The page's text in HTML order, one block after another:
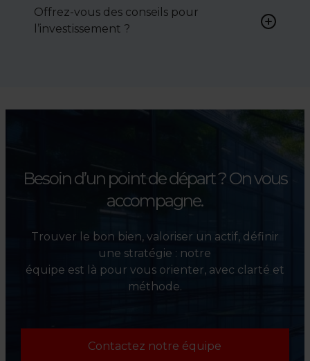
négocier le prix, le bail ou les
conditions de vente.
Offrez-vous des conseils pour
l’investissement ?
l’évaluation et la valorisation
Besoin d’un point de départ ?On vous
accompagne.
Trouver le bon bien, valoriser un actif, définir
une stratégie : notre
équipe est là pour vous orienter, avec clarté et
méthode.
Contactez notre équipe